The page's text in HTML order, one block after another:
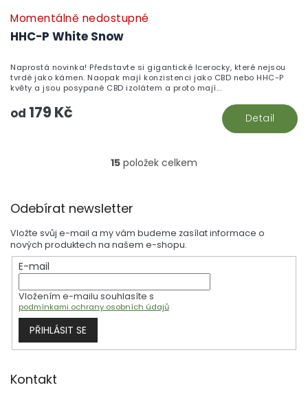
HHC-P White Snow
Momentálně nedostupné
od 179 Kč Detail
Naprostá novinka! Představte si gigantické Icerocky, které nejsou
tvrdé jako kámen. Naopak mají konzistenci jako CBD nebo HHC-P
květy a jsou posypané CBD izolátem a proto mají...
O
a
c
í
p
r
v
k
ý
15 položek celkem
Odebírat newsletter
Vložte svůj e-mail a my vám budeme zasílat informace o
nových produktech na našem e-shopu.
E-mail
Vložením e-mailu souhlasíte s
podmínkami ochrany osobních údajů
PŘIHLÁSIT SE
Kontakt